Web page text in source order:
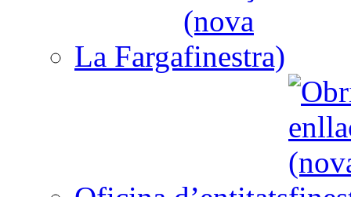
La Farga